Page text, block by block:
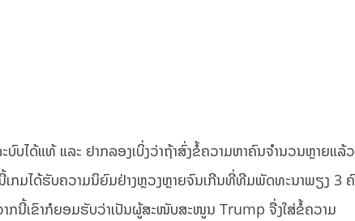
ໄດ້ແທ້ ແລະ ຢາກລອງເບິ່ງວ່າຖ້າສົ່ງຂໍ້ຄວາມຫາຄົນຈຳນວນຫຼາຍແລ້
ກມໄດ້ຮັບຄວາມນິຍົມຢ່າງຫຼວງຫຼາຍຈົນເກີນທີ່ທີມພັດທະນາພຽງ 3
ກນີ້ເຂົາກໍຍອມຮັບວ່າເປັນຜູ້ສະໜັບສະໜູນ Trump ຈື່ງໃສ່ຂໍ້ຄວາມ